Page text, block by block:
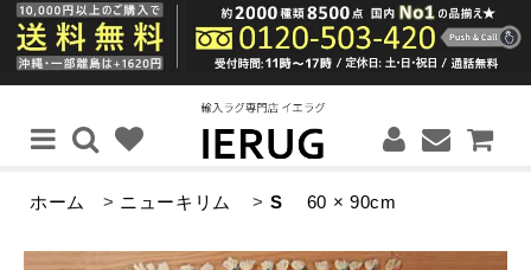
ホーム > ニューキリム > S 60 × 90cm